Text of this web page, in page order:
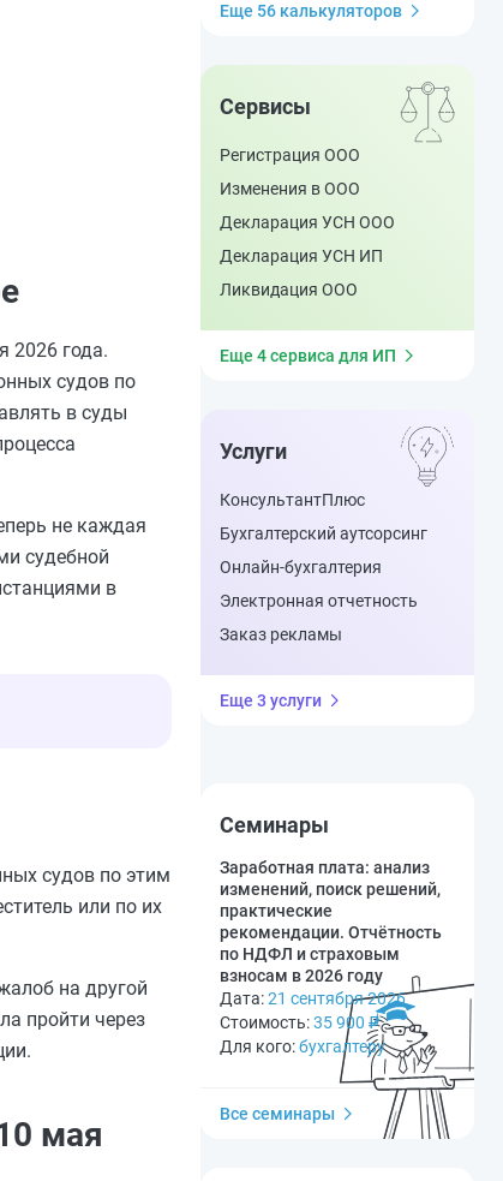
2026 года.
судов по
в суды
не каждая
судебной
в
судов по этим
или по их
на другой
пройти через
мая
Еще 56 калькуляторов
Сервисы
Регистрация ООО
Изменения в ООО
Декларация УСН ООО
Декларация УСН ИП
Ликвидация ООО
Еще 4 сервиса для ИП
Услуги
КонсультантПлюс
Бухгалтерский аутсорсинг
Онлайн-бухгалтерия
Электронная отчетность
Заказ рекламы
Еще 3 услуги
Семинары
Заработная плата: анализ
изменений, поиск решений,
практические
рекомендации. Отчётность
по НДФЛ и страховым
взносам в 2026 году
Дата:21 сентября 2026
Стоимость:35 900 ₽
Для кого:бухгалтеру
Все семинары